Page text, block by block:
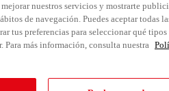
nuestros servicios y mostrarte
de navegación. Puedes aceptar todas
tus preferencias para seleccionar qué tipos
Para más información, consulta nuestra